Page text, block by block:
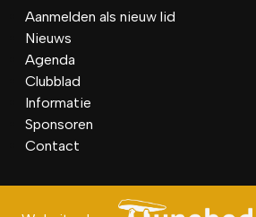
Aanmelden als nieuw lid
Nieuws
Agenda
Clubblad
Informatie
Sponsoren
Contact